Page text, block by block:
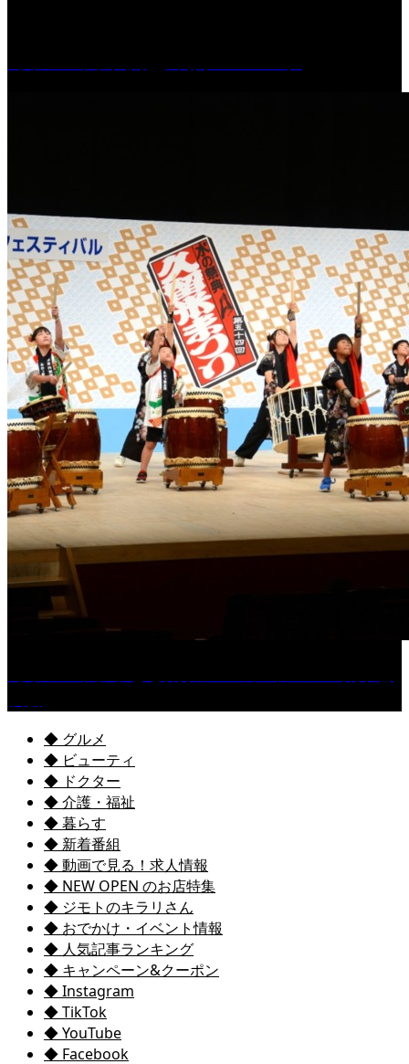
◆ グルメ
◆ ビューティ
◆ ドクター
◆ 介護・福祉
◆ 暮らす
◆ 新着番組
◆ 動画で見る！求人情報
◆ NEW OPEN のお店特集
◆ ジモトのキラリさん
◆ おでかけ・イベント情報
◆ 人気記事ランキング
◆ キャンペーン&クーポン
◆ Instagram
◆ TikTok
◆ YouTube
◆ Facebook